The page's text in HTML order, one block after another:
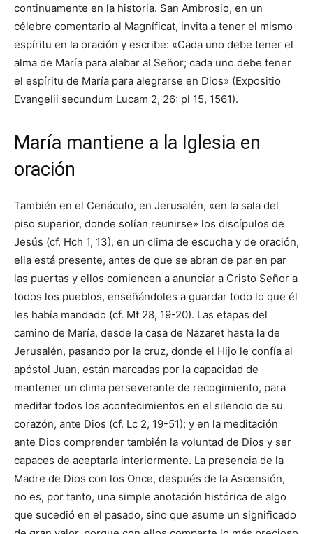
continuamente en la historia. San Ambrosio, en un
célebre comentario al Magníficat, invita a tener el mismo
espíritu en la oración y escribe: «Cada uno debe tener el
alma de María para alabar al Señor; cada uno debe tener
el espíritu de María para alegrarse en Dios» (Expositio
Evangelii secundum Lucam 2, 26: pl 15, 1561).
María mantiene a la Iglesia en
oración
También en el Cenáculo, en Jerusalén, «en la sala del
piso superior, donde solían reunirse» los discípulos de
Jesús (cf. Hch 1, 13), en un clima de escucha y de oración,
ella está presente, antes de que se abran de par en par
las puertas y ellos comiencen a anunciar a Cristo Señor a
todos los pueblos, enseñándoles a guardar todo lo que él
les había mandado (cf. Mt 28, 19-20). Las etapas del
camino de María, desde la casa de Nazaret hasta la de
Jerusalén, pasando por la cruz, donde el Hijo le confía al
apóstol Juan, están marcadas por la capacidad de
mantener un clima perseverante de recogimiento, para
meditar todos los acontecimientos en el silencio de su
corazón, ante Dios (cf. Lc 2, 19-51); y en la meditación
ante Dios comprender también la voluntad de Dios y ser
capaces de aceptarla interiormente. La presencia de la
Madre de Dios con los Once, después de la Ascensión,
no es, por tanto, una simple anotación histórica de algo
que sucedió en el pasado, sino que asume un significado